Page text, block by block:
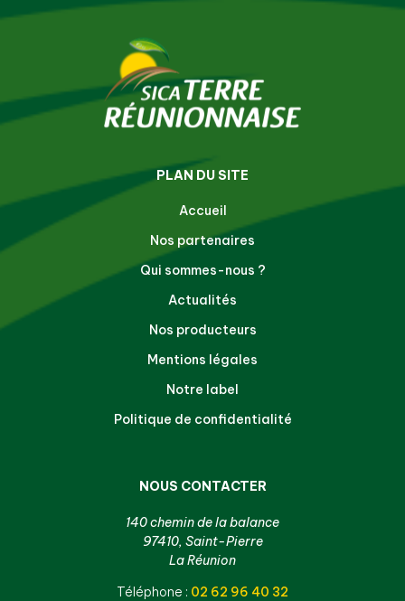
PLAN DU SITE
Accueil
Nos partenaires
Qui sommes-nous ?
Actualités
Nos producteurs
Mentions légales
Notre label
Politique de confidentialité
NOUS CONTACTER
140 chemin de la balance
97410, Saint-Pierre
La Réunion
Téléphone : 02 62 96 40 32